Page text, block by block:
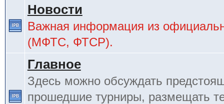
Новости
Важная информация из
(МФТС, ФТСР).
Главное
Здесь можно обсуждать
прошедшие турниры, размещать